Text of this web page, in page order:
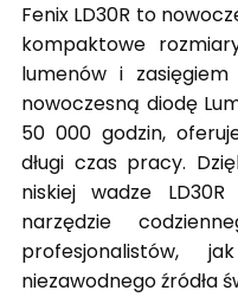
Fenix LD30R to
kompaktowe
lumenów i
nowoczesną diodę
50 000 godzin,
długi czas pracy.
niskiej wadze
narzędzie
profesjonalistów,
niezawodnego źródła